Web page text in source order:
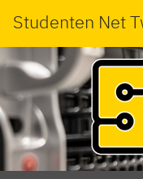
Studenten Net